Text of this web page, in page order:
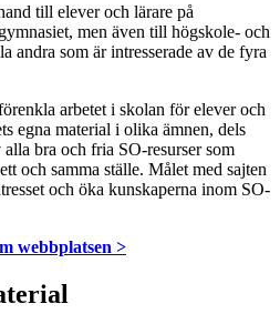
till elever och lärare på
men även till högskole- och
andra som är intresserade av de fyra
arbetet i skolan för elever och
egna material i olika ämnen, dels
bra och fria SO-resurser som
och samma ställe. Målet med sajten
och öka kunskaperna inom SO-
webbplatsen >